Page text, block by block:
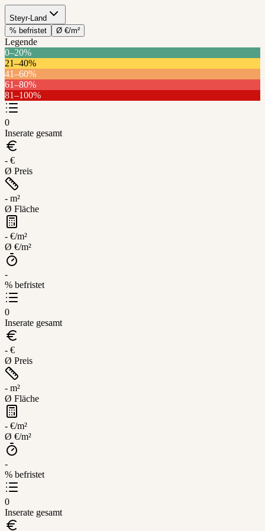
Steyr-Land
% befristet
Ø €/m²
Legende
0–20%
21–40%
41–60%
61–80%
81–100%
Steyr-
Land
0
Inserate gesamt
- €
Ø Preis
- m²
Ø Fläche
- €/m²
Ø €/m²
-
% befristet
0
Inserate gesamt
- €
Ø Preis
- m²
Ø Fläche
- €/m²
Ø €/m²
-
% befristet
0
Inserate gesamt